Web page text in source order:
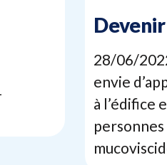
28/06/
envie
à l’édifice